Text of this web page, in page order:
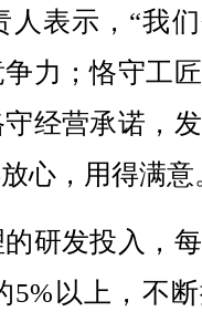
人表示，“我
力；恪守工
经营承诺，
心，用得满意
研发投入，
5%以上，不